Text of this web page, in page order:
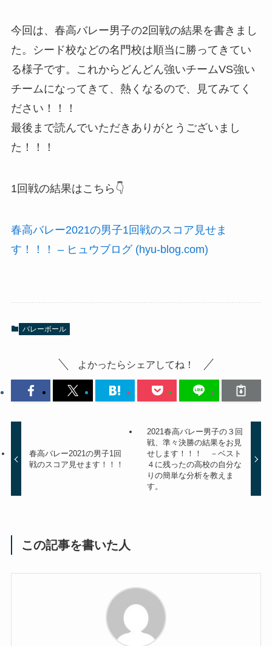
今回は、春高バレー男子の2回戦の結果を書きまし
た。シード校などの名門校は順当に勝ってきてい
る様子です。これからどんどん強いチームVS強い
チームになってきて、熱くなるので、見てみてく
ださい！！！
最後まで読んでいただきありがとうございまし
た！！！
1回戦の結果はこちら👇
春高バレー2021の男子1回戦のスコア見せま
す！！！ – ヒュウブログ (hyu-blog.com)
バレーボール
よかったらシェアしてね！
春高バレー2021の男子1回
戦のスコア見せます！！！
2021春高バレー男子の３回
戦、準々決勝の結果をお見
せします！！！ －ベスト
４に残ったの高校の自分な
りの簡単な分析を教えま
す。
この記事を書いた人